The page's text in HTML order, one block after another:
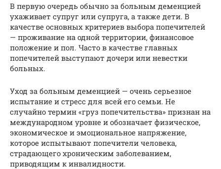
В первую очередь обычно за больным деменцией
ухаживает супруг или супруга, а также дети. В
качестве основных критериев выбора попечителей
— проживание на одной территории, финансовое
положение и пол. Часто в качестве главных
попечителей выступают дочери или невестки
больных.
Уход за больным деменцией — очень серьезное
испытание и стресс для всей его семьи. Не
случайно термин «груз попечительства» признан на
международном уровне и обозначает физическое,
экономическое и эмоциональное напряжение,
которое испытывают попечители человека,
страдающего хроническим заболеванием,
приводящим к инвалидности.